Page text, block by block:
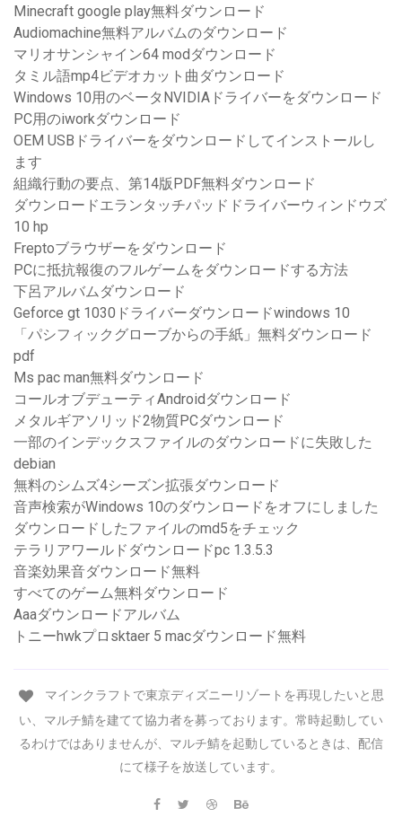
Minecraft google play無料ダウンロード
Audiomachine無料アルバムのダウンロード
マリオサンシャイン64 modダウンロード
タミル語mp4ビデオカット曲ダウンロード
Windows 10用のベータNVIDIAドライバーをダウンロード
PC用のiworkダウンロード
OEM USBドライバーをダウンロードしてインストールし
ます
組織行動の要点、第14版PDF無料ダウンロード
ダウンロードエランタッチパッドドライバーウィンドウズ
10 hp
Freptoブラウザーをダウンロード
PCに抵抗報復のフルゲームをダウンロードする方法
下呂アルバムダウンロード
Geforce gt 1030ドライバーダウンロードwindows 10
「パシフィックグローブからの手紙」無料ダウンロード
pdf
Ms pac man無料ダウンロード
コールオブデューティAndroidダウンロード
メタルギアソリッド2物質PCダウンロード
一部のインデックスファイルのダウンロードに失敗した
debian
無料のシムズ4シーズン拡張ダウンロード
音声検索がWindows 10のダウンロードをオフにしました
ダウンロードしたファイルのmd5をチェック
テラリアワールドダウンロードpc 1.3.5.3
音楽効果音ダウンロード無料
すべてのゲーム無料ダウンロード
Aaaダウンロードアルバム
トニーhwkプロsktaer 5 macダウンロード無料
マインクラフトで東京ディズニーリゾートを再現したいと思
い、マルチ鯖を建てて協力者を募っております。常時起動してい
るわけではありませんが、マルチ鯖を起動しているときは、配信
にて様子を放送しています。